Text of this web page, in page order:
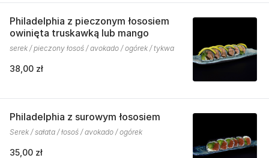
Philadelphia z pieczonym łososiem
owinięta truskawką lub mango
serek / pieczony łosoś / avokado / ogórek / tykwa
38,00 zł
Philadelphia z surowym łososiem
Serek / sałata / łosoś / avokado / ogórek
35,00 zł